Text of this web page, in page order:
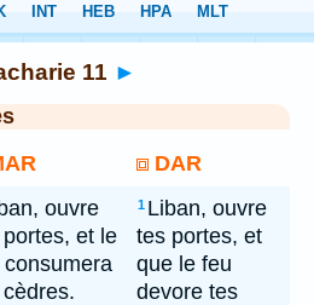
11 ►
DAR
ouvre
et le
consumera
1 Liban, ouvre
tes portes, et
que le feu
devore tes